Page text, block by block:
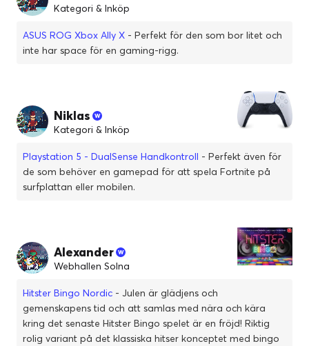
Kategori & Inköp
ASUS ROG Xbox Ally X - Perfekt för den som bor litet och
inte har space för en gaming-rigg.
Niklas
Kategori & Inköp
Playstation 5 - DualSense Handkontroll - Perfekt även för
de som behöver en gamepad för att spela Fortnite på
surfplattan eller mobilen.
Alexander
Webhallen Solna
Hitster Bingo Nordic - Julen är glädjens och
gemenskapens tid och att samlas med nära och kära
kring det senaste Hitster Bingo spelet är en fröjd! Riktig
rolig variant på det klassiska hitser konceptet med bingo